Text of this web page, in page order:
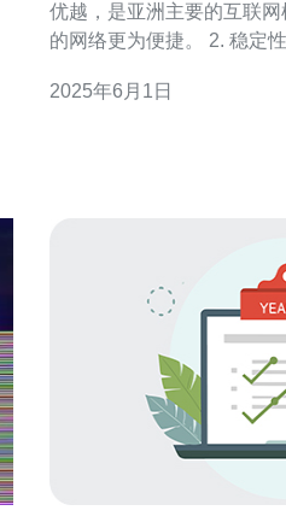
优越，是亚洲主要的互联
的网络更为便捷。 2. 稳定
性。 3. 速度快：新加坡
2025年6月1日